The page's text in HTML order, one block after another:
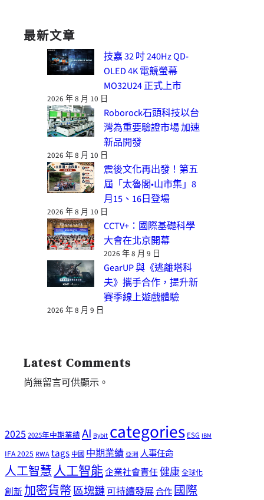
最新文章
技嘉 32 吋 240Hz QD-
OLED 4K 電競螢幕
MO32U24 正式上市
2026 年 8 月 10 日
Roborock石頭科技以台
灣為重要驗證市場 加速
新品開發
2026 年 8 月 10 日
震後文化再出發！第五
屆「太魯閣•山市集」8
月15、16日登場
2026 年 8 月 10 日
CCTV+：國際基礎科學
大會在北京開幕
2026 年 8 月 9 日
GearUP 與《逃離塔科
夫》攜手合作，提升新
賽季線上遊戲體驗
2026 年 8 月 9 日
Latest Comments
尚無留言可供顯示。
2025 2025年中期業績AI Bybitcategories ESG IBM
IFA 2025 RWAtags 中國 中期業績 亞洲 人事任命
人工智慧人工智能企業社會責任健康全球化
創新加密貨幣區塊鏈可持續發展合作國際